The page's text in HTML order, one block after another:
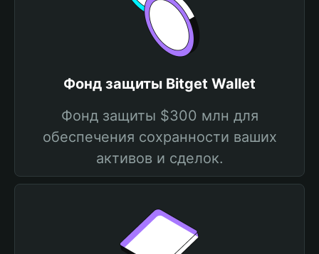
Фонд защиты Bitget Wallet
Фонд защиты $300 млн для
обеспечения сохранности ваших
активов и сделок.